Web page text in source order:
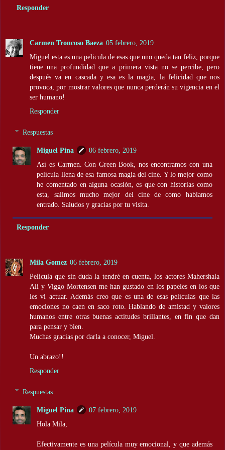
Responder
Carmen Troncoso Baeza 05 febrero, 2019
Miguel esta es una pelicula de esas que uno queda tan feliz, porque
tiene una profundidad que a primera vista no se percibe, pero
después va en cascada y esa es la magia, la felicidad que nos
provoca, por mostrar valores que nunca perderán su vigencia en el
ser humano!
Responder
Respuestas
Miguel Pina
06 febrero, 2019
Así es Carmen. Con Green Book, nos encontramos con una
película llena de esa famosa magia del cine. Y lo mejor como
he comentado en alguna ocasión, es que con historias como
esta, salimos mucho mejor del cine de como habíamos
entrado. Saludos y gracias por tu visita.
Responder
Mila Gomez 06 febrero, 2019
Película que sin duda la tendré en cuenta, los actores Mahershala
Ali y Viggo Mortensen me han gustado en los papeles en los que
les vi actuar. Además creo que es una de esas películas que las
emociones no caen en saco roto. Hablando de amistad y valores
humanos entre otras buenas actitudes brillantes, en fin que dan
para pensar y bien.
Muchas gracias por darla a conocer, Miguel.
Un abrazo!!
Responder
Respuestas
Miguel Pina
07 febrero, 2019
Hola Mila,
Efectivamente es una película muy emocional, y que además